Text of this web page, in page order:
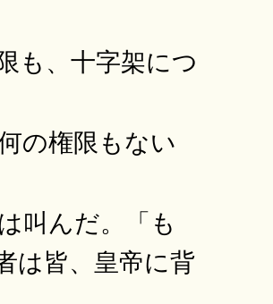
も、十字架につ
の権限もない
叫んだ。「も
は皆、皇帝に背